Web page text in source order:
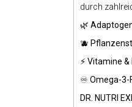
durch
🌿
🫐
⚡Vitamine &
♾️ Omega-3-
DR. NUTRI